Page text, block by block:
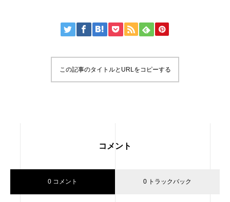
この記事のタイトルとURLをコピーする
コメント
0 コメント 0 トラックバック